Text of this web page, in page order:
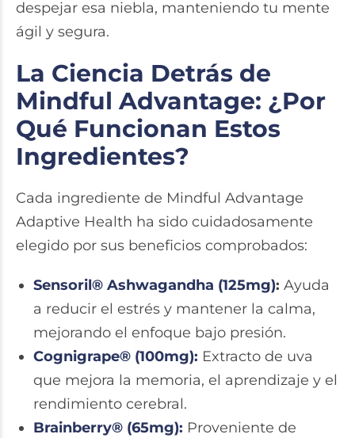
despejar esa niebla, manteniendo tu mente
ágil y segura.
La Ciencia Detrás de
Mindful Advantage: ¿Por
Qué Funcionan Estos
Ingredientes?
Cada ingrediente de Mindful Advantage
Adaptive Health ha sido cuidadosamente
elegido por sus beneficios comprobados:
Sensoril® Ashwagandha (125mg): Ayuda
a reducir el estrés y mantener la calma,
mejorando el enfoque bajo presión.
Cognigrape® (100mg): Extracto de uva
que mejora la memoria, el aprendizaje y el
rendimiento cerebral.
Brainberry® (65mg): Proveniente de